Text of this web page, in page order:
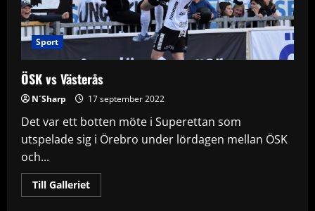
Sport
ÖSK vs Västerås
N´Sharp 17 september 2022
Det var ett botten möte i Superettan som
utspelade sig i Örebro under lördagen mellan ÖSK
och...
Till GallerietRead
more